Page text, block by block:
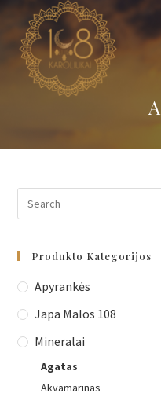
Skip
content
Produkto Kategorijos
Apyrankės
Japa Malos 108
Mineralai
Agatas
Akvamarinas